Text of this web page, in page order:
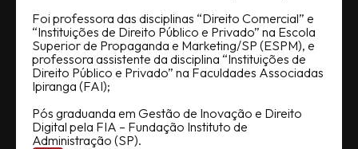
Foi professora das disciplinas “Direito Comercial” e
“Instituições de Direito Público e Privado” na Escola
Superior de Propaganda e Marketing/SP (ESPM), e
professora assistente da disciplina “Instituições de
Direito Público e Privado” na Faculdades Associadas
Ipiranga (FAI);
Pós graduanda em Gestão de Inovação e Direito
Digital pela FIA – Fundação Instituto de
Administração (SP).